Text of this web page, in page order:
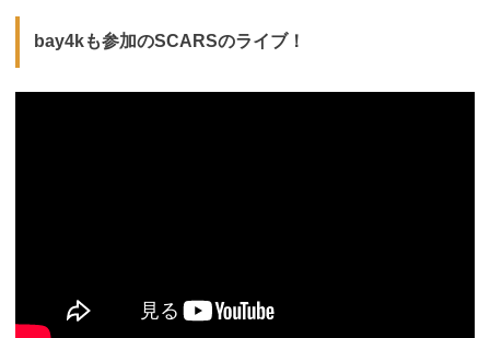
bay4kも参加のSCARSのライブ！